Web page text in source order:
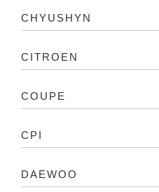
CHYUSHYN
CITROEN
COUPE
CPI
DAEWOO